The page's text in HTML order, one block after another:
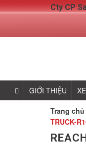
Cty CP
GIỚI THIỆU
Trang chủ
TRUCK-